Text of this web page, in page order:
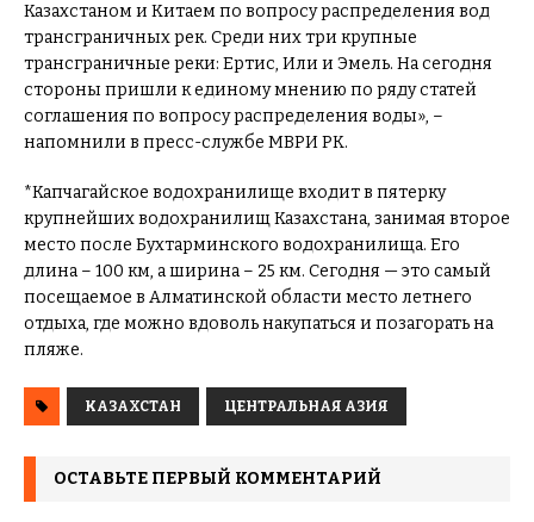
Казахстаном и Китаем по вопросу распределения вод
трансграничных рек. Среди них три крупные
трансграничные реки: Ертис, Или и Эмель. На сегодня
стороны пришли к единому мнению по ряду статей
соглашения по вопросу распределения воды», –
напомнили в пресс-службе МВРИ РК.
*Капчагайское водохранилище входит в пятерку
крупнейших водохранилищ Казахстана, занимая второе
место после Бухтарминского водохранилища. Его
длина – 100 км, а ширина – 25 км. Сегодня — это самый
посещаемое в Алматинской области место летнего
отдыха, где можно вдоволь накупаться и позагорать на
пляже.
КАЗАХСТАН ЦЕНТРАЛЬНАЯ АЗИЯ
ОСТАВЬТЕ ПЕРВЫЙ КОММЕНТАРИЙ